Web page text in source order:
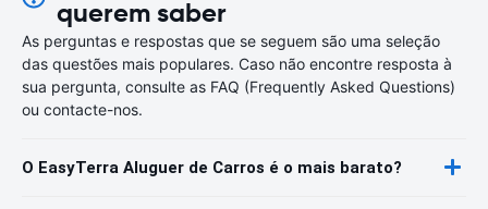
querem saber
As perguntas e respostas que se seguem são uma seleção
das questões mais populares. Caso não encontre resposta à
sua pergunta, consulte as FAQ (Frequently Asked Questions)
ou contacte-nos.
O EasyTerra Aluguer de Carros é o mais barato?